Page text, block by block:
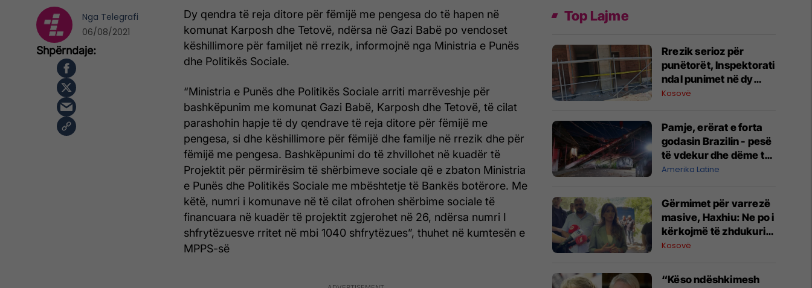
Dy qendra të reja ditore për fëmijë me pengesa do të hapen në
komunat Karposh dhe Tetovë, ndërsa në Gazi Babë po vendoset
këshillimore për familjet në rrezik, informojnë nga Ministria e Punës
dhe Politikës Sociale.
“Ministria e Punës dhe Politikës Sociale arriti marrëveshje për
bashkëpunim me komunat Gazi Babë, Karposh dhe Tetovë, të cilat
parashohin hapje të dy qendrave të reja ditore për fëmijë me
pengesa, si dhe këshillimore për fëmijë dhe familje në rrezik dhe për
fëmijë me pengesa. Bashkëpunimi do të zhvillohet në kuadër të
Projektit për përmirësim të shërbimeve sociale që e zbaton Ministria
e Punës dhe Politikës Sociale me mbështetje të Bankës botërore. Me
këtë, numri i komunave në të cilat ofrohen shërbime sociale të
financuara në kuadër të projektit zgjerohet në 26, ndërsa numri I
shfrytëzuesve rritet në mbi 1040 shfrytëzues”, thuhet në kumtesën e
MPPS-së
Nga Telegrafi
06/08/2021
Top Lajme
Rrezik serioz për
punëtorët, Inspektorati
ndal punimet në dy
kantiere në Podujevë e
Kosovë
Pamje, erërat e forta
godasin Brazilin - pesë
të vdekur dhe dëme të
shumta materiale
Amerika Latine
Gërmimet për varrezë
masive, ​Haxhiu: Ne po i
kërkojmë të zhdukurit,
Vuçiq vazhdon t’i
Kosovë
“Këso ndëshkimesh